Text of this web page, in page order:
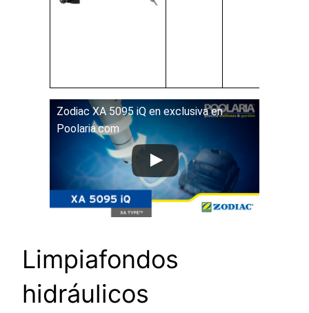
Zodiac XA 5095 iQ en exclusiva en
Poolaria.com
Limpiafondos
hidráulicos